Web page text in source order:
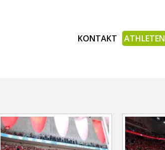
KONTAKT ATHLETEN